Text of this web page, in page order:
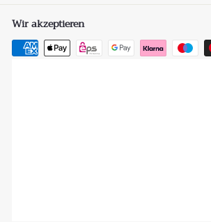
Wir akzeptieren